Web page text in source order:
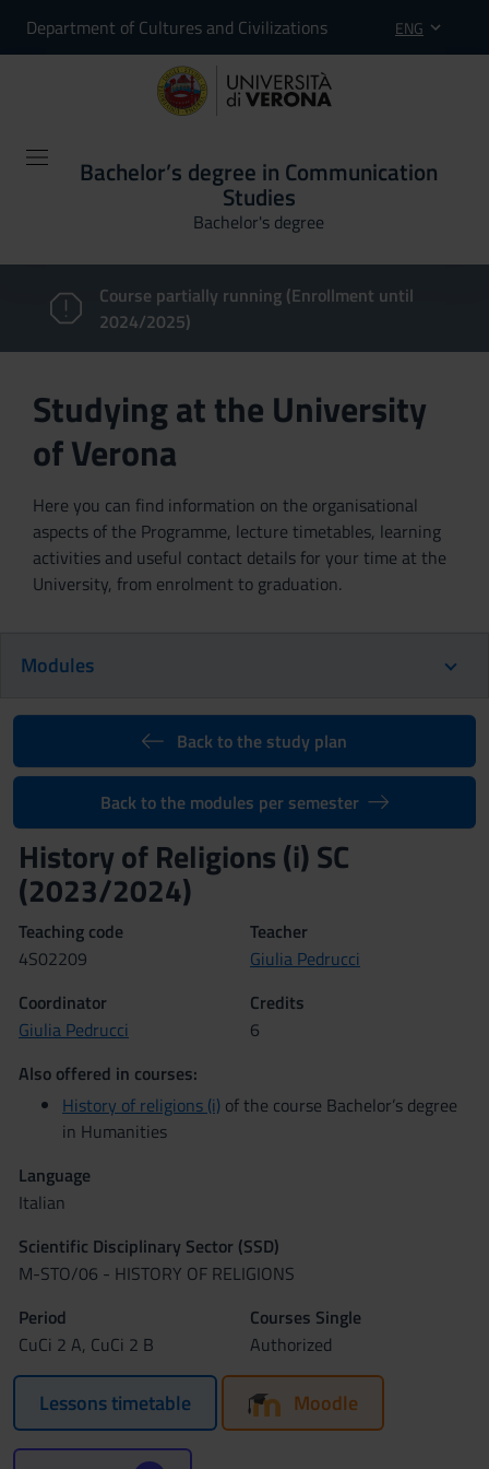
Department of Cultures and Civilizations ENG
Bachelor’s degree in Communication
Studies
Bachelor's degree
Course partially running (Enrollment until
2024/2025)
Studying at the University
of Verona
Here you can find information on the organisational
aspects of the Programme, lecture timetables, learning
activities and useful contact details for your time at the
University, from enrolment to graduation.
Modules
Back to the study plan
Back to the modules per semester
History of Religions (i) SC
(2023/2024)
Teaching code
4S02209
Teacher
Giulia Pedrucci
Coordinator
Giulia Pedrucci
Credits
6
Also offered in courses:
History of religions (i) of the course Bachelor’s degree
in Humanities
Language
Italian
Scientific Disciplinary Sector (SSD)
M-STO/06 - HISTORY OF RELIGIONS
Period
CuCi 2 A, CuCi 2 B
Courses Single
Authorized
Lessons timetable Moodle